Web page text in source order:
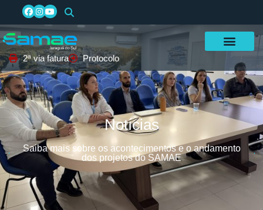
2ª via fatura Protocolo
Notícias
Saiba mais sobre os acontecimentos e o andamento
dos projetos do SAMAE